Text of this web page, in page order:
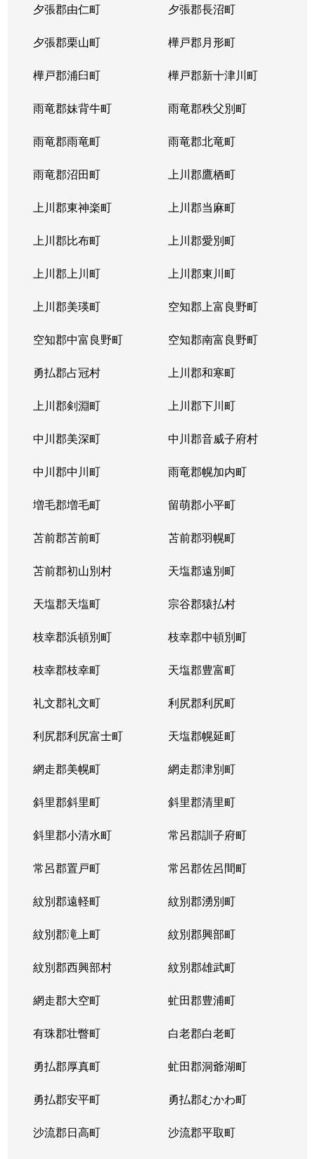
夕張郡由仁町 夕張郡長沼町
夕張郡栗山町 樺戸郡月形町
樺戸郡浦臼町 樺戸郡新十津川町
雨竜郡妹背牛町 雨竜郡秩父別町
雨竜郡雨竜町 雨竜郡北竜町
雨竜郡沼田町 上川郡鷹栖町
上川郡東神楽町 上川郡当麻町
上川郡比布町 上川郡愛別町
上川郡上川町 上川郡東川町
上川郡美瑛町 空知郡上富良野町
空知郡中富良野町 空知郡南富良野町
勇払郡占冠村 上川郡和寒町
上川郡剣淵町 上川郡下川町
中川郡美深町 中川郡音威子府村
中川郡中川町 雨竜郡幌加内町
増毛郡増毛町 留萌郡小平町
苫前郡苫前町 苫前郡羽幌町
苫前郡初山別村 天塩郡遠別町
天塩郡天塩町 宗谷郡猿払村
枝幸郡浜頓別町 枝幸郡中頓別町
枝幸郡枝幸町 天塩郡豊富町
礼文郡礼文町 利尻郡利尻町
利尻郡利尻富士町 天塩郡幌延町
網走郡美幌町 網走郡津別町
斜里郡斜里町 斜里郡清里町
斜里郡小清水町 常呂郡訓子府町
常呂郡置戸町 常呂郡佐呂間町
紋別郡遠軽町 紋別郡湧別町
紋別郡滝上町 紋別郡興部町
紋別郡西興部村 紋別郡雄武町
網走郡大空町 虻田郡豊浦町
有珠郡壮瞥町 白老郡白老町
勇払郡厚真町 虻田郡洞爺湖町
勇払郡安平町 勇払郡むかわ町
沙流郡日高町 沙流郡平取町